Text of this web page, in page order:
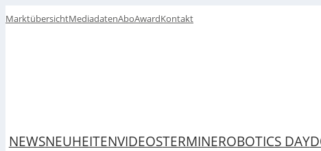
MarktübersichtMediadatenAboAwardKontakt
NEWSNEUHEITENVIDEOSTERMINEROBOTICS DAY